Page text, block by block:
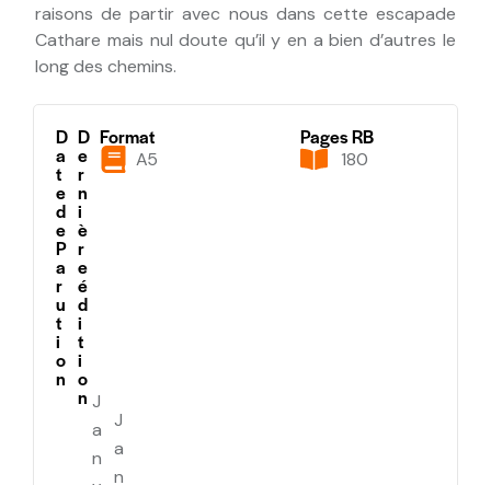
raisons de partir avec nous dans cette escapade
Cathare mais nul doute qu’il y en a bien d’autres le
long des chemins.
D
a
t
e
d
e
P
a
r
u
t
i
o
n
J
A
N
D
e
r
n
i
è
r
e
é
d
i
t
i
o
n
J
A
N
Format
A5
Pages RB
180